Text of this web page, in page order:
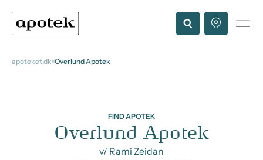
apoteket.dk Overlund Apotek
FIND APOTEK
Overlund Apotek
v/ Rami Zeidan